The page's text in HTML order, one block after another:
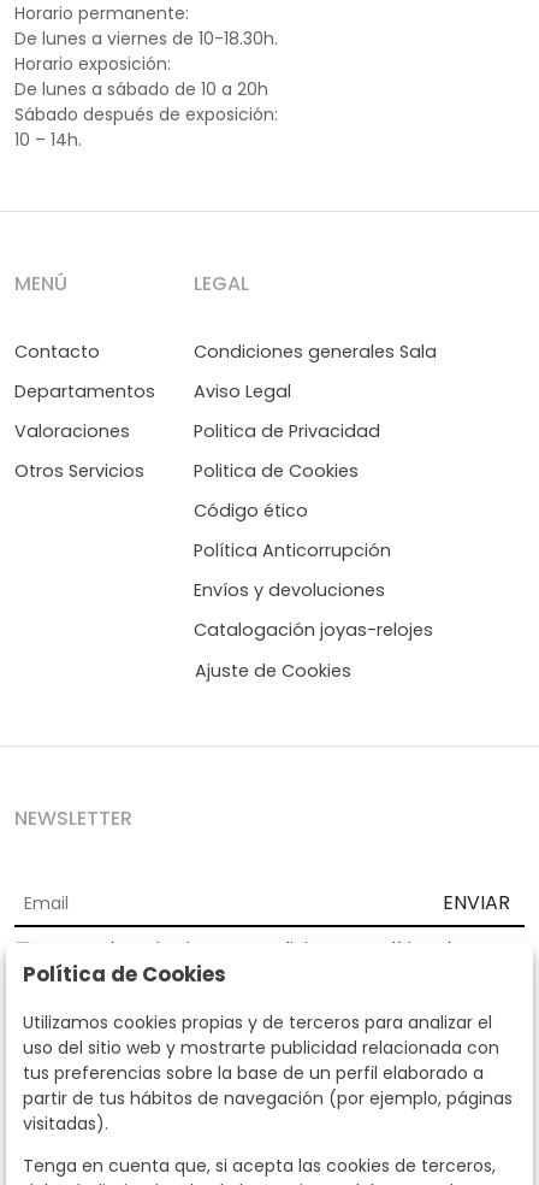
Horario permanente:
De lunes a viernes de 10-18.30h.
Horario exposición:
De lunes a sábado de 10 a 20h
Sábado después de exposición:
10 – 14h.
MENÚ
Contacto
Departamentos
Valoraciones
Otros Servicios
LEGAL
Condiciones generales Sala
Aviso Legal
Politica de Privacidad
Politica de Cookies
Código ético
Política Anticorrupción
Envíos y devoluciones
Catalogación joyas-relojes
Ajuste de Cookies
NEWSLETTER
ENVIAR
Acepto los Términos y Condiciones
Política de
privacidad
Según la LOPD y disposiciones de desarrollo, informamos que sus
datos personales serán tratados por parte de Subastas Segre con la
finalidad de gestionar la relación comercial. Puede ejercitar los
derechos de acceso, rectificación, cancelación, oposición y demás
derechos en los términos establecidos en la normativa vigente
dirigiéndote a nosotros. Asimismo, nos puede solicitar el envío de
llamando al teléfono 915159584 o enviando un e-mail a
Política de Cookies
Utilizamos cookies propias y de terceros para analizar el
uso del sitio web y mostrarte publicidad relacionada con
tus preferencias sobre la base de un perfil elaborado a
partir de tus hábitos de navegación (por ejemplo, páginas
visitadas).
Tenga en cuenta que, si acepta las cookies de terceros,